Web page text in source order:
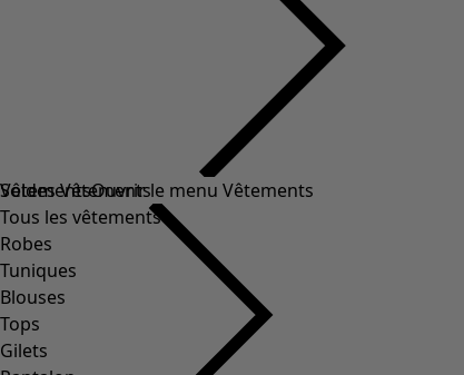
Soldes Vêtements
Tous les vêtements
Robes
Tuniques
Blouses
Tops
Gilets
VêtementsOuvrir le menu Vêtements